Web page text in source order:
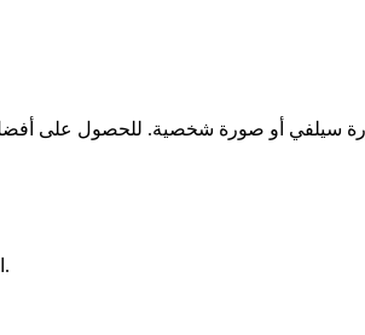
اختر إعدادات مسبقة طبيعية أو ساحرة أو افتتاحية - أو دع مولد المكياج بالذكاء الاصطناعي يقترح ظلالًا جذابة بناءً على ميزاتك.